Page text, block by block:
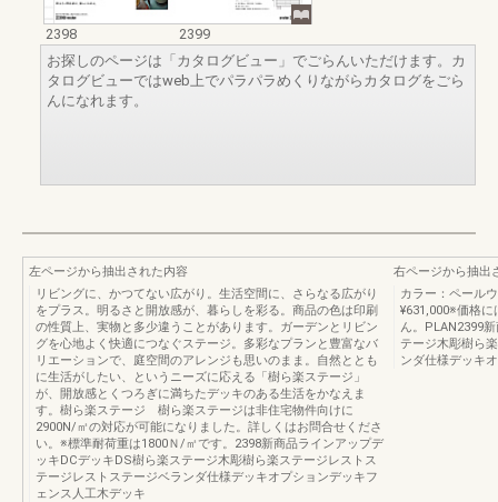
2398
2399
お探しのページは「カタログビュー」でごらんいただけます。カ
タログビューではweb上でパラパラめくりながらカタログをごら
んになれます。
左ページから抽出された内容
リビングに、かつてない広がり。生活空間に、さらなる広がり
をプラス。明るさと開放感が、暮らしを彩る。商品の色は印刷
の性質上、実物と多少違うことがあります。ガーデンとリビン
グを心地よく快適につなぐステージ。多彩なプランと豊富なバ
リエーションで、庭空間のアレンジも思いのまま。自然ととも
に生活がしたい、というニーズに応える「樹ら楽ステージ」
が、開放感とくつろぎに満ちたデッキのある生活をかなえま
す。樹ら楽ステージ 樹ら楽ステージは非住宅物件向けに
2900N/㎡の対応が可能になりました。詳しくはお問合せくださ
い。※標準耐荷重は1800Ｎ/㎡です。2398新商品ラインアップデ
ッキDCデッキDS樹ら楽ステージ木彫樹ら楽ステージレストス
テージレストステージベランダ仕様デッキオプションデッキフ
ェンス人工木デッキ
右ページから抽出
カラー：ペール
¥631,000※価格
ん。PLAN2399
テージ木彫樹ら
ンダ仕様デッキ